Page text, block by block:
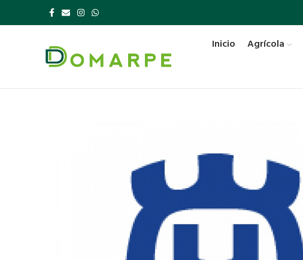
Inicio Agrícola